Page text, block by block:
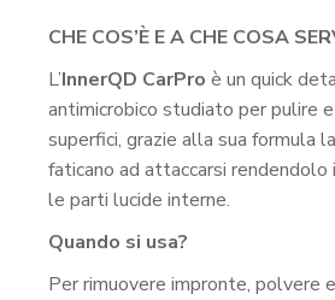
CHE COS’È E A CHE COSA
L’InnerQD CarPro è un quick
antimicrobico studiato per pulire
superfici, grazie alla sua formula
faticano ad attaccarsi
le parti lucide interne.
Quando si usa?
Per rimuovere impronte, polvere